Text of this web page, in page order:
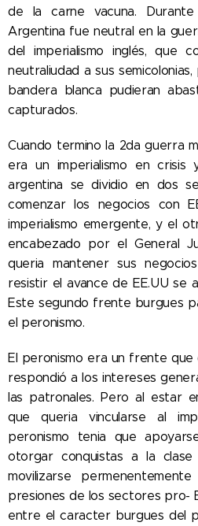
de la carne vacuna.
Argentina fue neutral en la
del imperialismo inglés, que
neutraliudad a sus
bandera blanca pudieran
capturados.
Cuando termino la 2da guerra
era un imperialismo en crisis
argentina se dividio en dos
comenzar los negocios con
imperialismo emergente, y el
encabezado por el General
queria mantener sus
resistir el avance de EE.UU se
Este segundo frente burgues
el peronismo.
El peronismo era un frente que
respondió a los intereses
las patronales. Pero al estar
que queria vincularse al
peronismo tenia que
otorgar conquistas a la clase
movilizarse
presiones de los sectores pro-
entre el caracter burgues del